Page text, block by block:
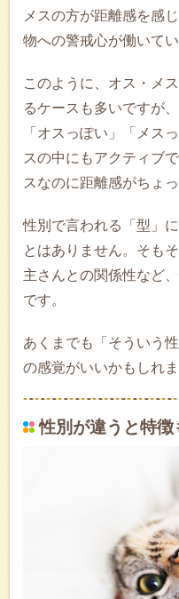
メスの方が距離感を感
物への警戒心が働いて
このように、オス・メ
るケースも多いですが
「オスっぽい」「メス
スの中にもアクティブ
スなのに距離感がちょ
性別で言われる「型」
とはありません。そも
主さんとの関係性など
です。
あくまでも「そういう
の感覚がいいかもしれま
性別が違うと特徴